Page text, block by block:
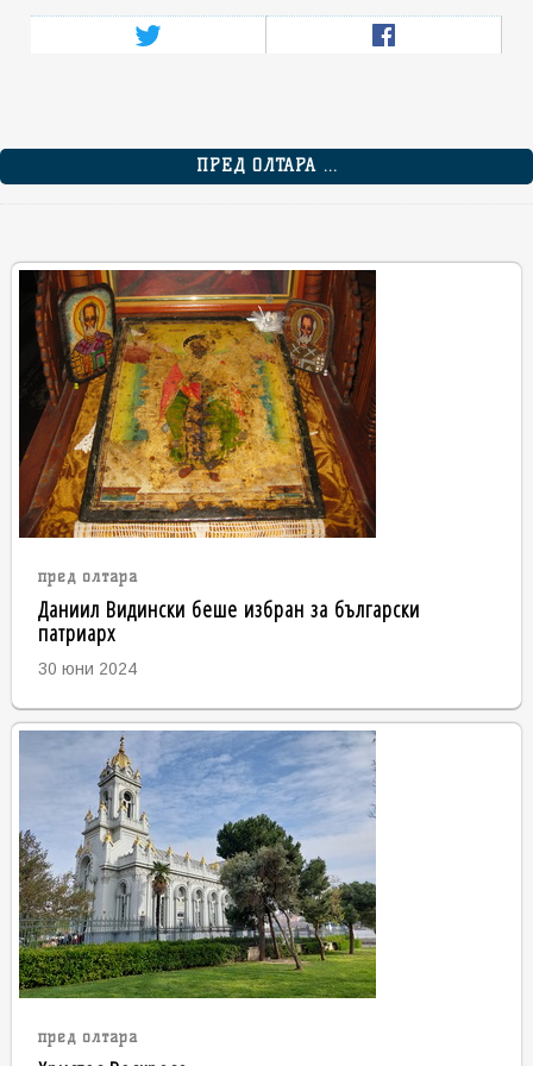
ПРЕД ОЛТАРА ...
пред олтара
Даниил Видински беше избран за български
патриарх
30 юни 2024
пред олтара